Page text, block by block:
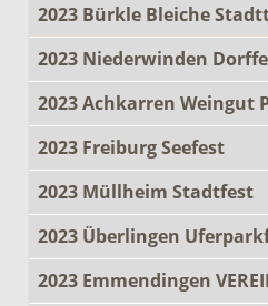
2023 Bürkle Bleiche
2023 Niederwinden
2023 Achkarren Weingut
2023 Freiburg Seefest
2023 Müllheim Stadtfest
2023 Überlingen
2023 Emmendingen